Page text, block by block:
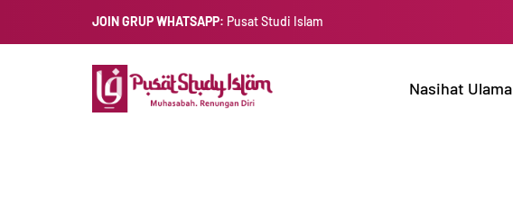
JOIN GRUP WHATSAPP: Pusat Studi Islam
Nasihat Ulama